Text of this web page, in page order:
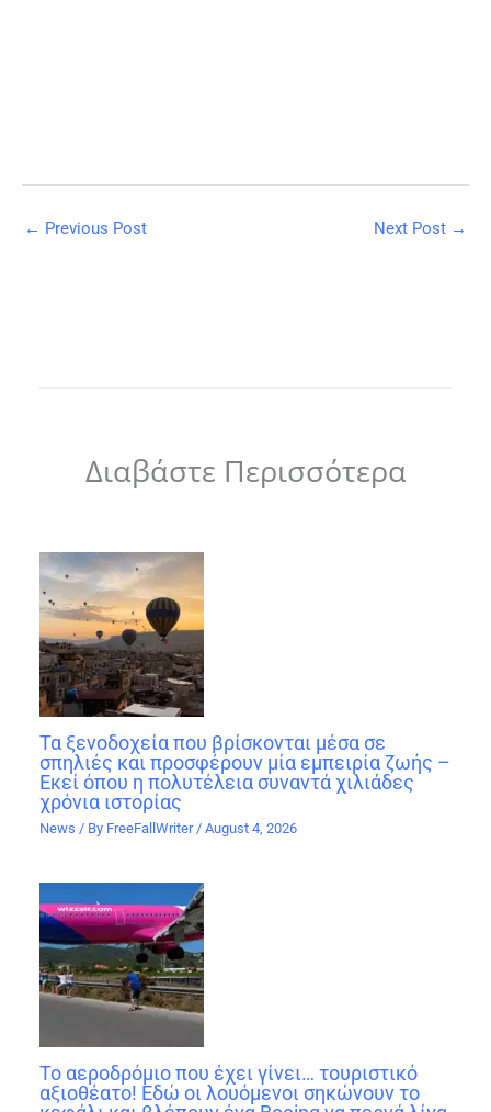
← Previous Post Next Post →
Διαβάστε Περισσότερα
Τα ξενοδοχεία που βρίσκονται μέσα σε
σπηλιές και προσφέρουν μία εμπειρία ζωής –
Εκεί όπου η πολυτέλεια συναντά χιλιάδες
χρόνια ιστορίας
News / By FreeFallWriter/August 4, 2026
Το αεροδρόμιο που έχει γίνει… τουριστικό
αξιοθέατο! Εδώ οι λουόμενοι σηκώνουν το